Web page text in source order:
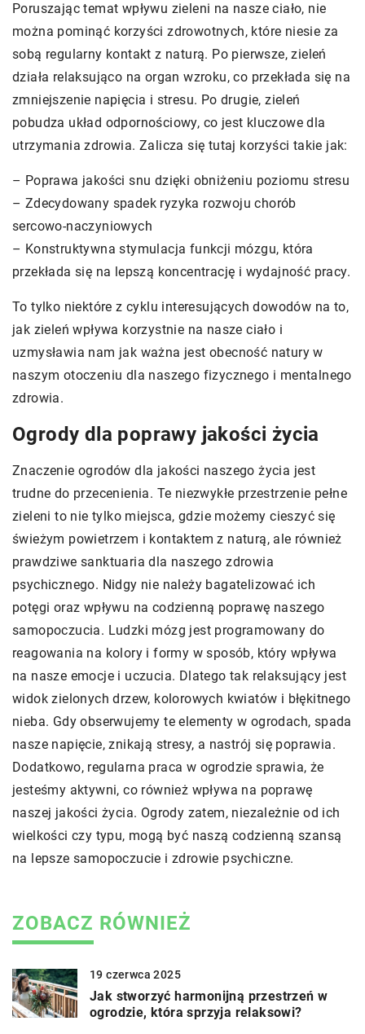
Poruszając temat wpływu zieleni na nasze ciało, nie
można pominąć korzyści zdrowotnych, które niesie za
sobą regularny kontakt z naturą. Po pierwsze, zieleń
działa relaksująco na organ wzroku, co przekłada się na
zmniejszenie napięcia i stresu. Po drugie, zieleń
pobudza układ odpornościowy, co jest kluczowe dla
utrzymania zdrowia. Zalicza się tutaj korzyści takie jak:
– Poprawa jakości snu dzięki obniżeniu poziomu stresu
– Zdecydowany spadek ryzyka rozwoju chorób
sercowo-naczyniowych
– Konstruktywna stymulacja funkcji mózgu, która
przekłada się na lepszą koncentrację i wydajność pracy.
To tylko niektóre z cyklu interesujących dowodów na to,
jak zieleń wpływa korzystnie na nasze ciało i
uzmysławia nam jak ważna jest obecność natury w
naszym otoczeniu dla naszego fizycznego i mentalnego
zdrowia.
Ogrody dla poprawy jakości życia
Znaczenie ogrodów dla jakości naszego życia jest
trudne do przecenienia. Te niezwykłe przestrzenie pełne
zieleni to nie tylko miejsca, gdzie możemy cieszyć się
świeżym powietrzem i kontaktem z naturą, ale również
prawdziwe sanktuaria dla naszego zdrowia
psychicznego. Nidgy nie należy bagatelizować ich
potęgi oraz wpływu na codzienną poprawę naszego
samopoczucia. Ludzki mózg jest programowany do
reagowania na kolory i formy w sposób, który wpływa
na nasze emocje i uczucia. Dlatego tak relaksujący jest
widok zielonych drzew, kolorowych kwiatów i błękitnego
nieba. Gdy obserwujemy te elementy w ogrodach, spada
nasze napięcie, znikają stresy, a nastrój się poprawia.
Dodatkowo, regularna praca w ogrodzie sprawia, że
jesteśmy aktywni, co również wpływa na poprawę
naszej jakości życia. Ogrody zatem, niezależnie od ich
wielkości czy typu, mogą być naszą codzienną szansą
na lepsze samopoczucie i zdrowie psychiczne.
ZOBACZ RÓWNIEŻ
19 czerwca 2025
Jak stworzyć harmonijną przestrzeń w
ogrodzie, która sprzyja relaksowi?